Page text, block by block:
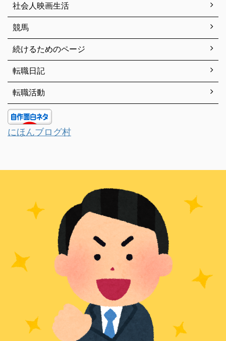
社会人映画生活
競馬
続けるためのページ
転職日記
転職活動
にほんブログ村